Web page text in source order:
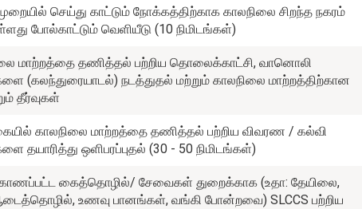
செய்து காட்டும் நோக்கத்திற்காக காலநிலை சிறந்த நகரம்
போல்காட்டும் வெளியீடு (10 நிமிடங்கள்)
மாற்றத்தை தணித்தல் பற்றிய தொலைக்காட்சி, வானொலி
(கலந்துரையாடல்) நடத்துதல் மற்றும் காலநிலை மாற்றத்திற்கான
தீர்வுகள்
காலநிலை மாற்றத்தை தணித்தல் பற்றிய விவரண / கல்வி
தயாரித்து ஒளிபரப்புதல் (30 - 50 நிமிடங்கள்)
கைத்தொழில்/ சேவைகள் துறைக்காக (உதா: தேயிலை,
உணவு பானங்கள், வங்கி போன்றவை) SLCCS பற்றிய